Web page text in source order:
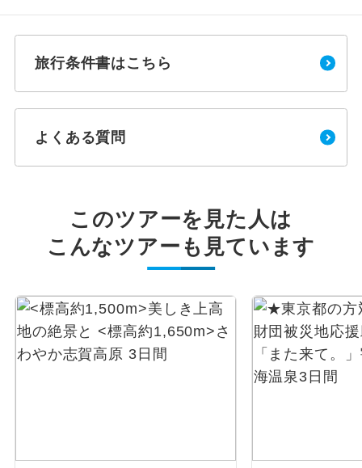
旅行条件書はこちら
よくある質問
このツアーを見た人は
こんなツアーも見ています